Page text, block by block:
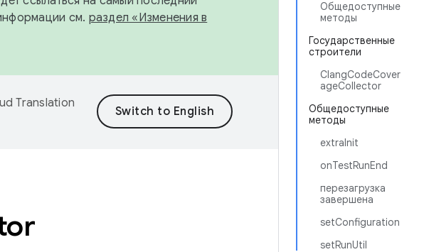
Общедоступные
методы
Государственные
строители
ClangCodeCover
ageCollector
Общедоступные
методы
extraInit
onTestRunEnd
перезагрузка
завершена
setConfiguration
setRunUtil
см. раздел «Изменения в
Translation